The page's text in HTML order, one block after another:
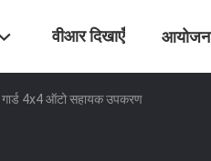
वीआर दिखाएँ आयोजन
4x4 ऑटो सहायक उपकरण